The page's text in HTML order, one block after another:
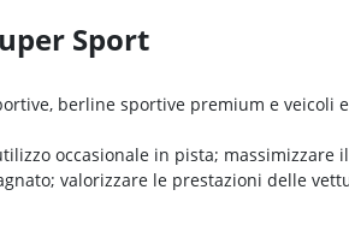
Sport
berline sportive premium e veicoli
occasionale in pista; massimizzare
valorizzare le prestazioni delle